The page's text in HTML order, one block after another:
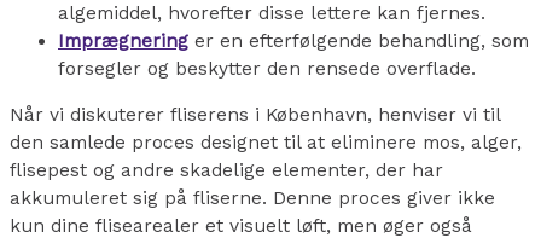
algemiddel, hvorefter disse lettere kan fjernes.
Imprægnering er en efterfølgende behandling, som
forsegler og beskytter den rensede overflade.
Når vi diskuterer fliserens i København, henviser vi til
den samlede proces designet til at eliminere mos, alger,
flisepest og andre skadelige elementer, der har
akkumuleret sig på fliserne. Denne proces giver ikke
kun dine flisearealer et visuelt løft, men øger også